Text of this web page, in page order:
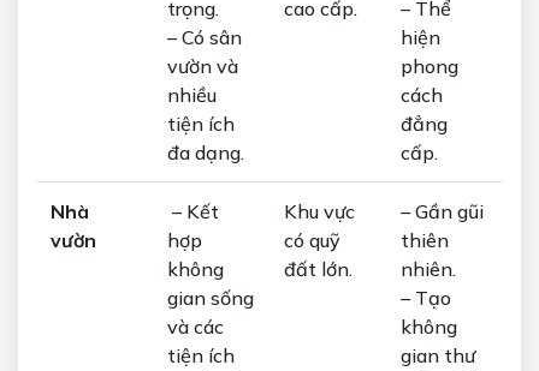
trọng.
– Có sân
vườn và
nhiều
tiện ích
đa dạng.
cao cấp.
– Thể
hiện
phong
cách
đẳng
cấp.
Nhà
vườn
– Kết
hợp
không
gian sống
và các
tiện ích
Khu vực
có quỹ
đất lớn.
– Gần gũi
thiên
nhiên.
– Tạo
không
gian thư